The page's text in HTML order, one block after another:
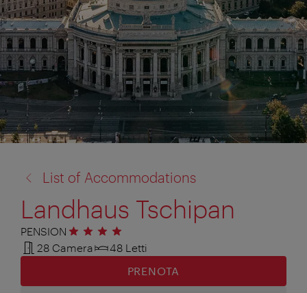
a:
List of Accommodations
Landhaus Tschipan
PENSION 4 stelle
28 Camera
48 Letti
PRENOTA